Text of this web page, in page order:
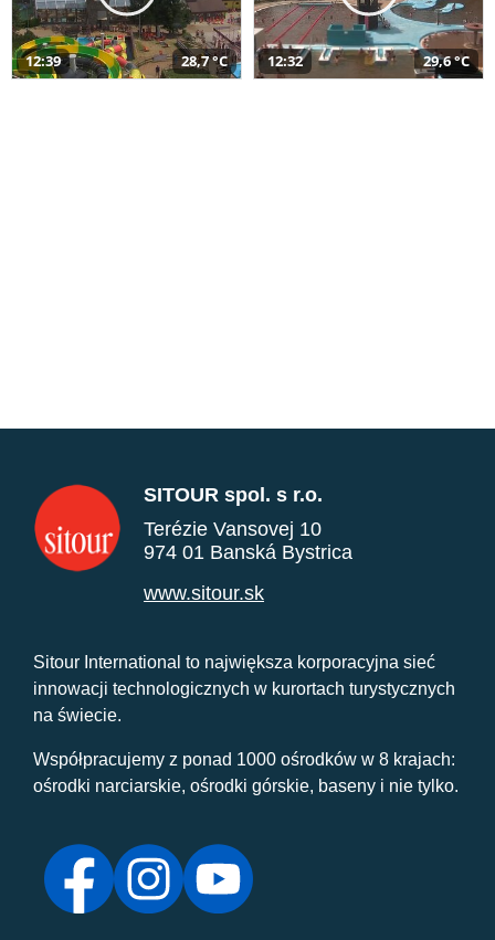
12:39 28,7 °C 12:32 29,6 °C
SITOUR spol. s r.o.
Terézie Vansovej 10
974 01 Banská Bystrica
www.sitour.sk
Sitour International to największa korporacyjna sieć
innowacji technologicznych w kurortach turystycznych
na świecie.
Współpracujemy z ponad 1000 ośrodków w 8 krajach:
ośrodki narciarskie, ośrodki górskie, baseny i nie tylko.